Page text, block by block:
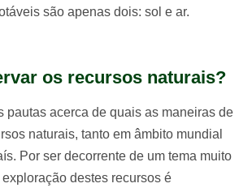
são apenas dois: sol e ar.
os recursos naturais?
pautas acerca de quais as maneiras de
naturais, tanto em âmbito mundial
Por ser decorrente de um tema muito
destes recursos é